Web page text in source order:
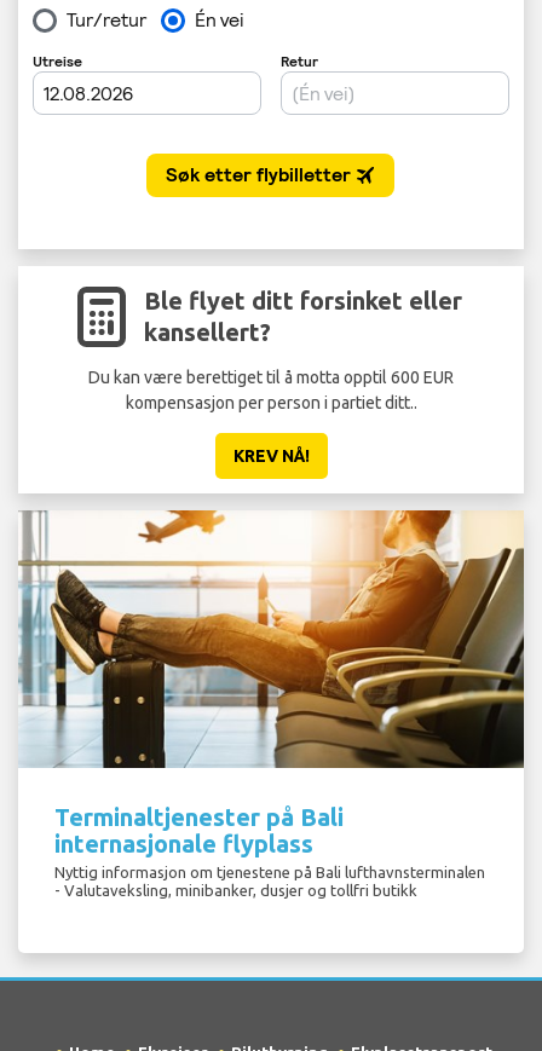
Ble flyet ditt forsinket eller
kansellert?
Du kan være berettiget til å motta opptil 600 EUR
kompensasjon per person i partiet ditt..
KREV NÅ!
Terminaltjenester på Bali
internasjonale flyplass
Nyttig informasjon om tjenestene på Bali lufthavnsterminalen
- Valutaveksling, minibanker, dusjer og tollfri butikk